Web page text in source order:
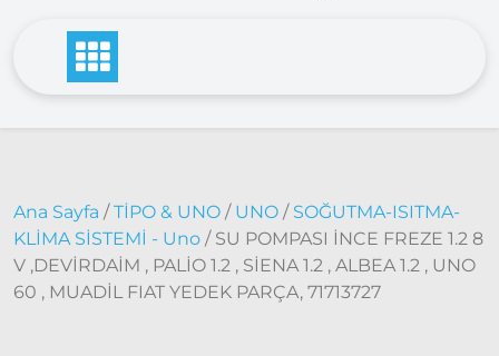
Doblo
2006 –
2012
Modeller
2014
Modeller
Doblo
2022
Ana Sayfa /TİPO & UNO / UNO / SOĞUTMA-ISITMA-
KLİMA SİSTEMİ - Uno / SU POMPASI İNCE FREZE 1.2 8
V ,DEVİRDAİM , PALİO 1.2 , SİENA 1.2 , ALBEA 1.2 , UNO
60 , MUADİL FIAT YEDEK PARÇA, 71713727